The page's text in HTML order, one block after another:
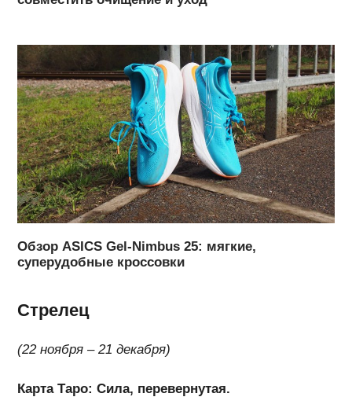
Обзор ASICS Gel-Nimbus 25: мягкие,
суперудобные кроссовки
Стрелец
(22 ноября – 21 декабря)
Карта Таро: Сила, перевернутая.